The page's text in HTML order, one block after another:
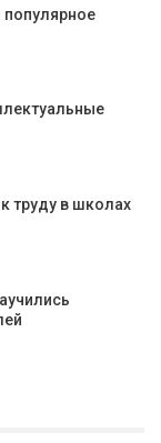
популярное
труду в школах